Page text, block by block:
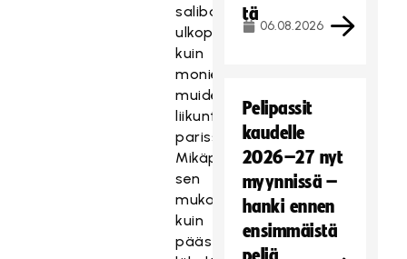
salibandyn
ulkopeliversion
kuin
monien
muidenkin
liikuntamuotojen
parissa.
Mikäpä
sen
mukavampaa
kuin
päästä
tä
06.08.2026
Pelipassit
kaudelle
2026–27 nyt
myynnissä –
hanki ennen
ensimmäistä